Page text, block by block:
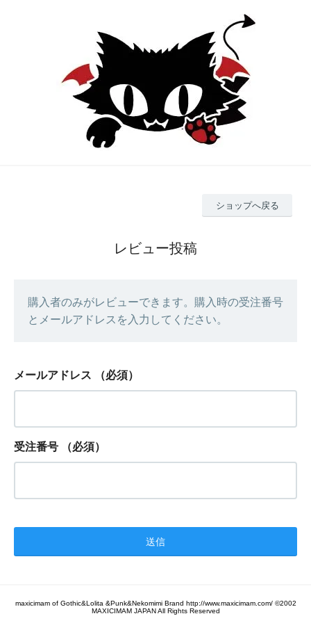
ショップへ戻る
レビュー投稿
購入者のみがレビューできます。購入時の受注番号
とメールアドレスを入力してください。
メールアドレス （必須）
受注番号 （必須）
maxicimam of Gothic&Lolita &Punk&Nekomimi Brand http://www.maxicimam.com/ ©2002
MAXICIMAM JAPAN All Rights Reserved